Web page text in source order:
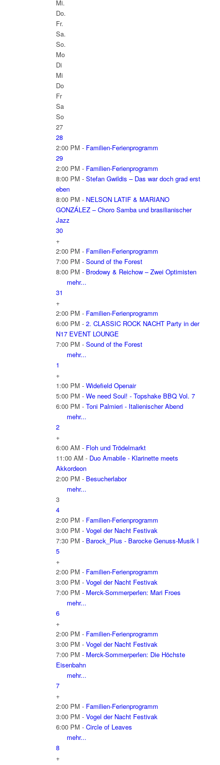
Mi.
Do.
Fr.
Sa.
So.
Mo
Di
Mi
Do
Fr
Sa
So
27
28
2:00 PM - Familien-Ferienprogramm
29
2:00 PM - Familien-Ferienprogramm
8:00 PM - Stefan Gwildis – Das war doch grad erst
eben
8:00 PM - NELSON LATIF & MARIANO
GONZÁLEZ – Choro Samba und brasilianischer
Jazz
30
+
2:00 PM - Familien-Ferienprogramm
7:00 PM - Sound of the Forest
8:00 PM - Brodowy & Reichow – Zwei Optimisten
mehr...
31
+
2:00 PM - Familien-Ferienprogramm
6:00 PM - 2. CLASSIC ROCK NACHT Party in der
N17 EVENT LOUNGE
7:00 PM - Sound of the Forest
mehr...
1
+
1:00 PM - Widefield Openair
5:00 PM - We need Soul! - Topshake BBQ Vol. 7
6:00 PM - Toni Palmieri - Italienischer Abend
mehr...
2
+
6:00 AM - Floh und Trödelmarkt
11:00 AM - Duo Amabile - Klarinette meets
Akkordeon
2:00 PM - Besucherlabor
mehr...
3
4
2:00 PM - Familien-Ferienprogramm
3:00 PM - Vogel der Nacht Festivak
7:30 PM - Barock_Plus - Barocke Genuss-Musik I
5
+
2:00 PM - Familien-Ferienprogramm
3:00 PM - Vogel der Nacht Festivak
7:00 PM - Merck-Sommerperlen: Mari Froes
mehr...
6
+
2:00 PM - Familien-Ferienprogramm
3:00 PM - Vogel der Nacht Festivak
7:00 PM - Merck-Sommerperlen: Die Höchste
Eisenbahn
mehr...
7
+
2:00 PM - Familien-Ferienprogramm
3:00 PM - Vogel der Nacht Festivak
6:00 PM - Circle of Leaves
mehr...
8
+